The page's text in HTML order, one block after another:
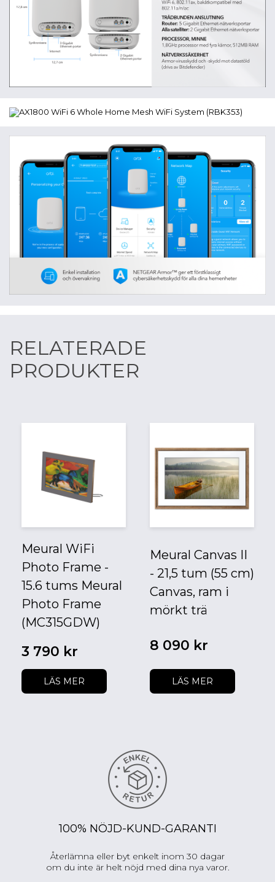
RELATERADE
PRODUKTER
Meural WiFi
Photo Frame -
15.6 tums Meural
Photo Frame
(MC315GDW)
3 790 kr
LÄS MER
Meural Canvas II
- 21,5 tum (55 cm)
Canvas, ram i
mörkt trä
8 090 kr
LÄS MER
100% NÖJD-KUND-GARANTI
Återlämna eller byt enkelt inom 30 dagar
om du inte är helt nöjd med dina nya varor.